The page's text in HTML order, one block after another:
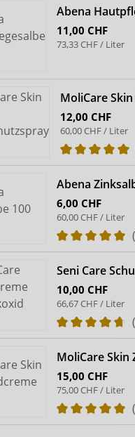
Abena
11,00 CHF
73,33 CHF / Liter
MoliCare
12,00 CHF
60,00 CHF / Liter
Abena
6,00 CHF
60,00 CHF / Liter
Seni Care
10,00 CHF
66,67 CHF / Liter
MoliCare Skin
15,00 CHF
75,00 CHF / Liter